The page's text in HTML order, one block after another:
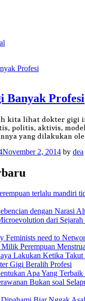
Banyak Profesi
kita lihat dokter gigi
politis, aktivis,
yang dilakukan
November 2, 2014 by dea
terlalu mandiri
dengan Narasi
dari Sejarah
Feminists need to
Milik Perempuan
Lakukan Ketika Takut
Gigi Beralih Profesi
Apa Yang
Bukan soal